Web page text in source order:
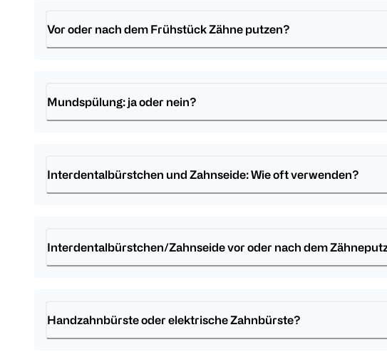
Vor oder nach dem Frühstück Zähne putzen?
Mundspülung: ja oder nein?
Interdentalbürstchen und Zahnseide: Wie oft verwenden?
Interdentalbürstchen/Zahnseide vor oder nach dem
Handzahnbürste oder elektrische Zahnbürste?